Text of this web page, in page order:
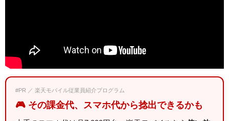
#PR ／ 楽天モバイル従業員紹介プログラム
🎮 その課金代、スマホ代から捻出できるかも